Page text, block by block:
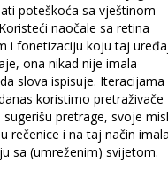
poteškoća sa vještinom
naočale sa retina
i fonetizaciju koju taj
ona nikad nije imala
slova ispisuje. Iteracijama
koristimo pretraživače
pretrage, svoje
rečenice i na taj način imala
sa (umreženim) svijetom.